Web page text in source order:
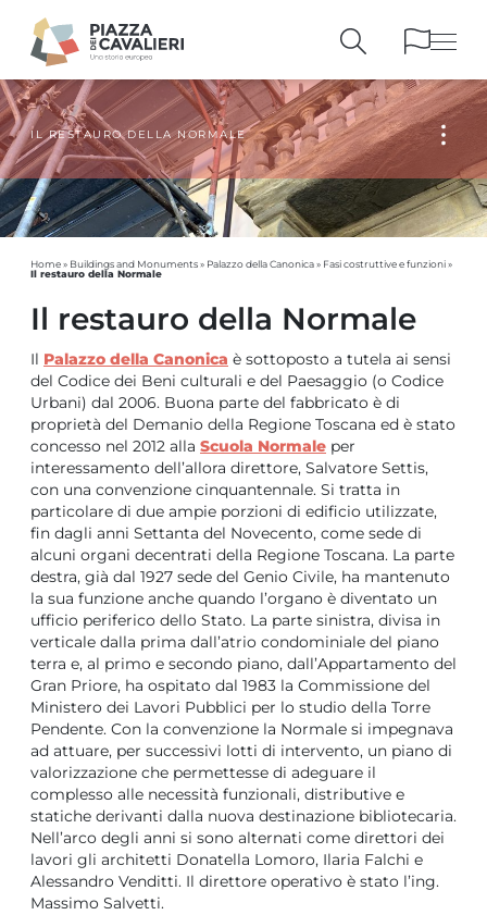
BUILDINGSAND MONUMENTS
THE PIAZZAOVER THE CENTURIES
PEOPLE ANDHISTORICAL ACCOUNTS
PUBLICATIONSAND REFERENCES
ITINERARIESAND BOOKINGS
IL RESTAURO DELLA NORMALE
Home» Buildings and Monuments» Palazzo della Canonica» Fasi costruttive e funzioni»
Il restauro della Normale
Il restauro della Normale
Il Palazzo della Canonica è sottoposto a tutela ai sensi
del Codice dei Beni culturali e del Paesaggio (o Codice
Urbani) dal 2006. Buona parte del fabbricato è di
proprietà del Demanio della Regione Toscana ed è stato
concesso nel 2012 alla Scuola Normale per
interessamento dell’allora direttore, Salvatore Settis,
con una convenzione cinquantennale. Si tratta in
particolare di due ampie porzioni di edificio utilizzate,
fin dagli anni Settanta del Novecento, come sede di
alcuni organi decentrati della Regione Toscana. La parte
destra, già dal 1927 sede del Genio Civile, ha mantenuto
la sua funzione anche quando l’organo è diventato un
ufficio periferico dello Stato. La parte sinistra, divisa in
verticale dalla prima dall’atrio condominiale del piano
terra e, al primo e secondo piano, dall’Appartamento del
Gran Priore, ha ospitato dal 1983 la Commissione del
Ministero dei Lavori Pubblici per lo studio della Torre
Pendente. Con la convenzione la Normale si impegnava
ad attuare, per successivi lotti di intervento, un piano di
valorizzazione che permettesse di adeguare il
complesso alle necessità funzionali, distributive e
statiche derivanti dalla nuova destinazione bibliotecaria.
Nell’arco degli anni si sono alternati come direttori dei
lavori gli architetti Donatella Lomoro, Ilaria Falchi e
Alessandro Venditti. Il direttore operativo è stato l’ing.
Massimo Salvetti.